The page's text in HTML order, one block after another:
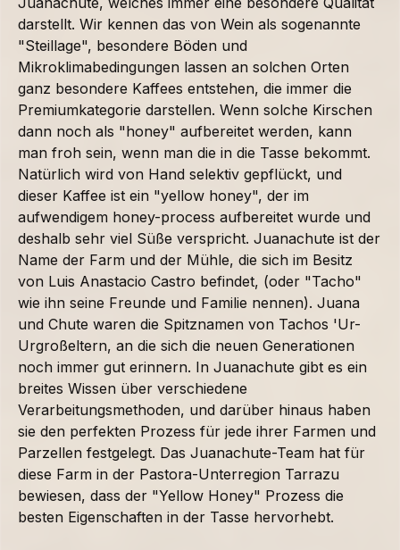
darstellt. Wir kennen das von Wein als sogenannte
"Steillage", besondere Böden und
Mikroklimabedingungen lassen an solchen Orten
ganz besondere Kaffees entstehen, die immer die
Premiumkategorie darstellen. Wenn solche Kirschen
dann noch als "honey" aufbereitet werden, kann
man froh sein, wenn man die in die Tasse bekommt.
Natürlich wird von Hand selektiv gepflückt, und
dieser Kaffee ist ein "yellow honey", der im
aufwendigem honey-process aufbereitet wurde und
deshalb sehr viel Süße verspricht. Juanachute ist der
Name der Farm und der Mühle, die sich im Besitz
von Luis Anastacio Castro befindet, (oder "Tacho"
wie ihn seine Freunde und Familie nennen). Juana
und Chute waren die Spitznamen von Tachos 'Ur-
Urgroßeltern, an die sich die neuen Generationen
noch immer gut erinnern. In Juanachute gibt es ein
breites Wissen über verschiedene
Verarbeitungsmethoden, und darüber hinaus haben
sie den perfekten Prozess für jede ihrer Farmen und
Parzellen festgelegt. Das Juanachute-Team hat für
diese Farm in der Pastora-Unterregion Tarrazu
bewiesen, dass der "Yellow Honey" Prozess die
besten Eigenschaften in der Tasse hervorhebt.